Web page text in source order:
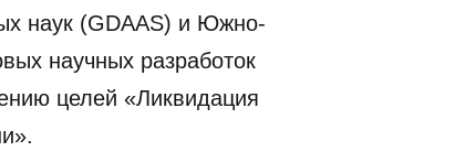
наук (GDAAS) и Южно-
научных разработок
целей «Ликвидация